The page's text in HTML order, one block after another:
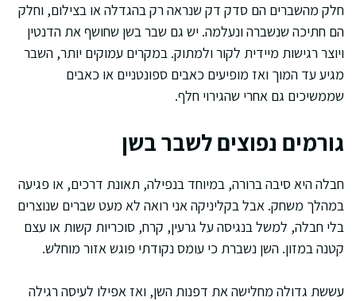
חלק מהשברים הם סדק דק שנראה רק בהגדלה או בצילום, וחלק
הם חתיכה שנשברה ונעלמה. יש גם שבר בשן שחושף את הדנטין
ויוצר רגישות מיידית לקור ולמתוק. במקרים עמוקים יותר, השבר
מגיע עד המוך ואז מופיעים כאבים ספונטניים או כאבים
שממשיכים גם אחרי שהגירוי חלף.
גורמים נפוצים לשבר בשן
חבלה היא סיבה ברורה, במיוחד בנפילה, תאונת דרכים, או פגיעה
במהלך משחק. אבל בקליניקה אני רואה לא מעט שברים שנוצרים
בלי חבלה, למשל בנגיסה על גרעין, קרח, סוכריות קשות או עצם
קטנה במזון. השן נשברת כי עומס נקודתי פוגש אזור מוחלש.
עששת גדולה מחלישה את דפנות השן, ואז אפילו לעיסה רגילה